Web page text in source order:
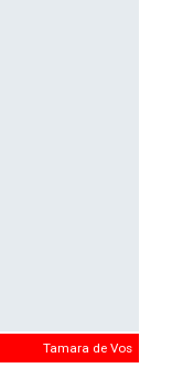
Tamara de Vos